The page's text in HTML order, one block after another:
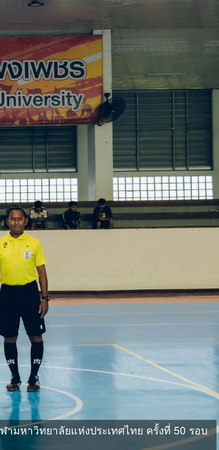
มหาวิทยาลัยแห่งประเทศไทย ครั้งที่ 50 รอบ